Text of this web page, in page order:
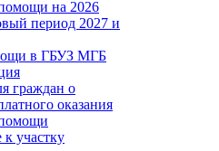
на 2026
период 2027 и
в ГБУЗ МГБ
о
оказания
участку